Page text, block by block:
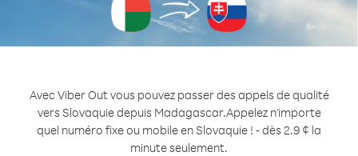
Avec Viber Out vous pouvez passer des appels de qualité
vers Slovaquie depuis Madagascar.Appelez n'importe
quel numéro fixe ou mobile en Slovaquie ! - dès 2.9 ¢ la
minute seulement.